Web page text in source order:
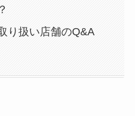
り扱い店舗のQ&A